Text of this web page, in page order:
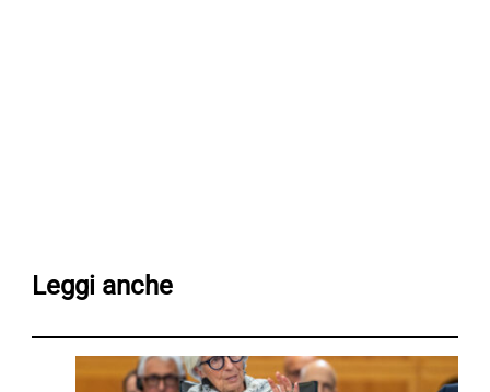
Leggi anche